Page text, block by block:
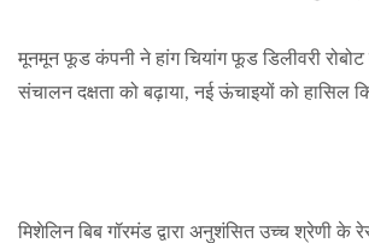
मूनमून फूड कंपनी ने हांग चियांग फूड डिलीवरी
संचालन दक्षता को बढ़ाया, नई ऊंचाइयों को हासिल
मिशेलिन बिब गॉरमंड द्वारा अनुशंसित उच्च श्रेणी के